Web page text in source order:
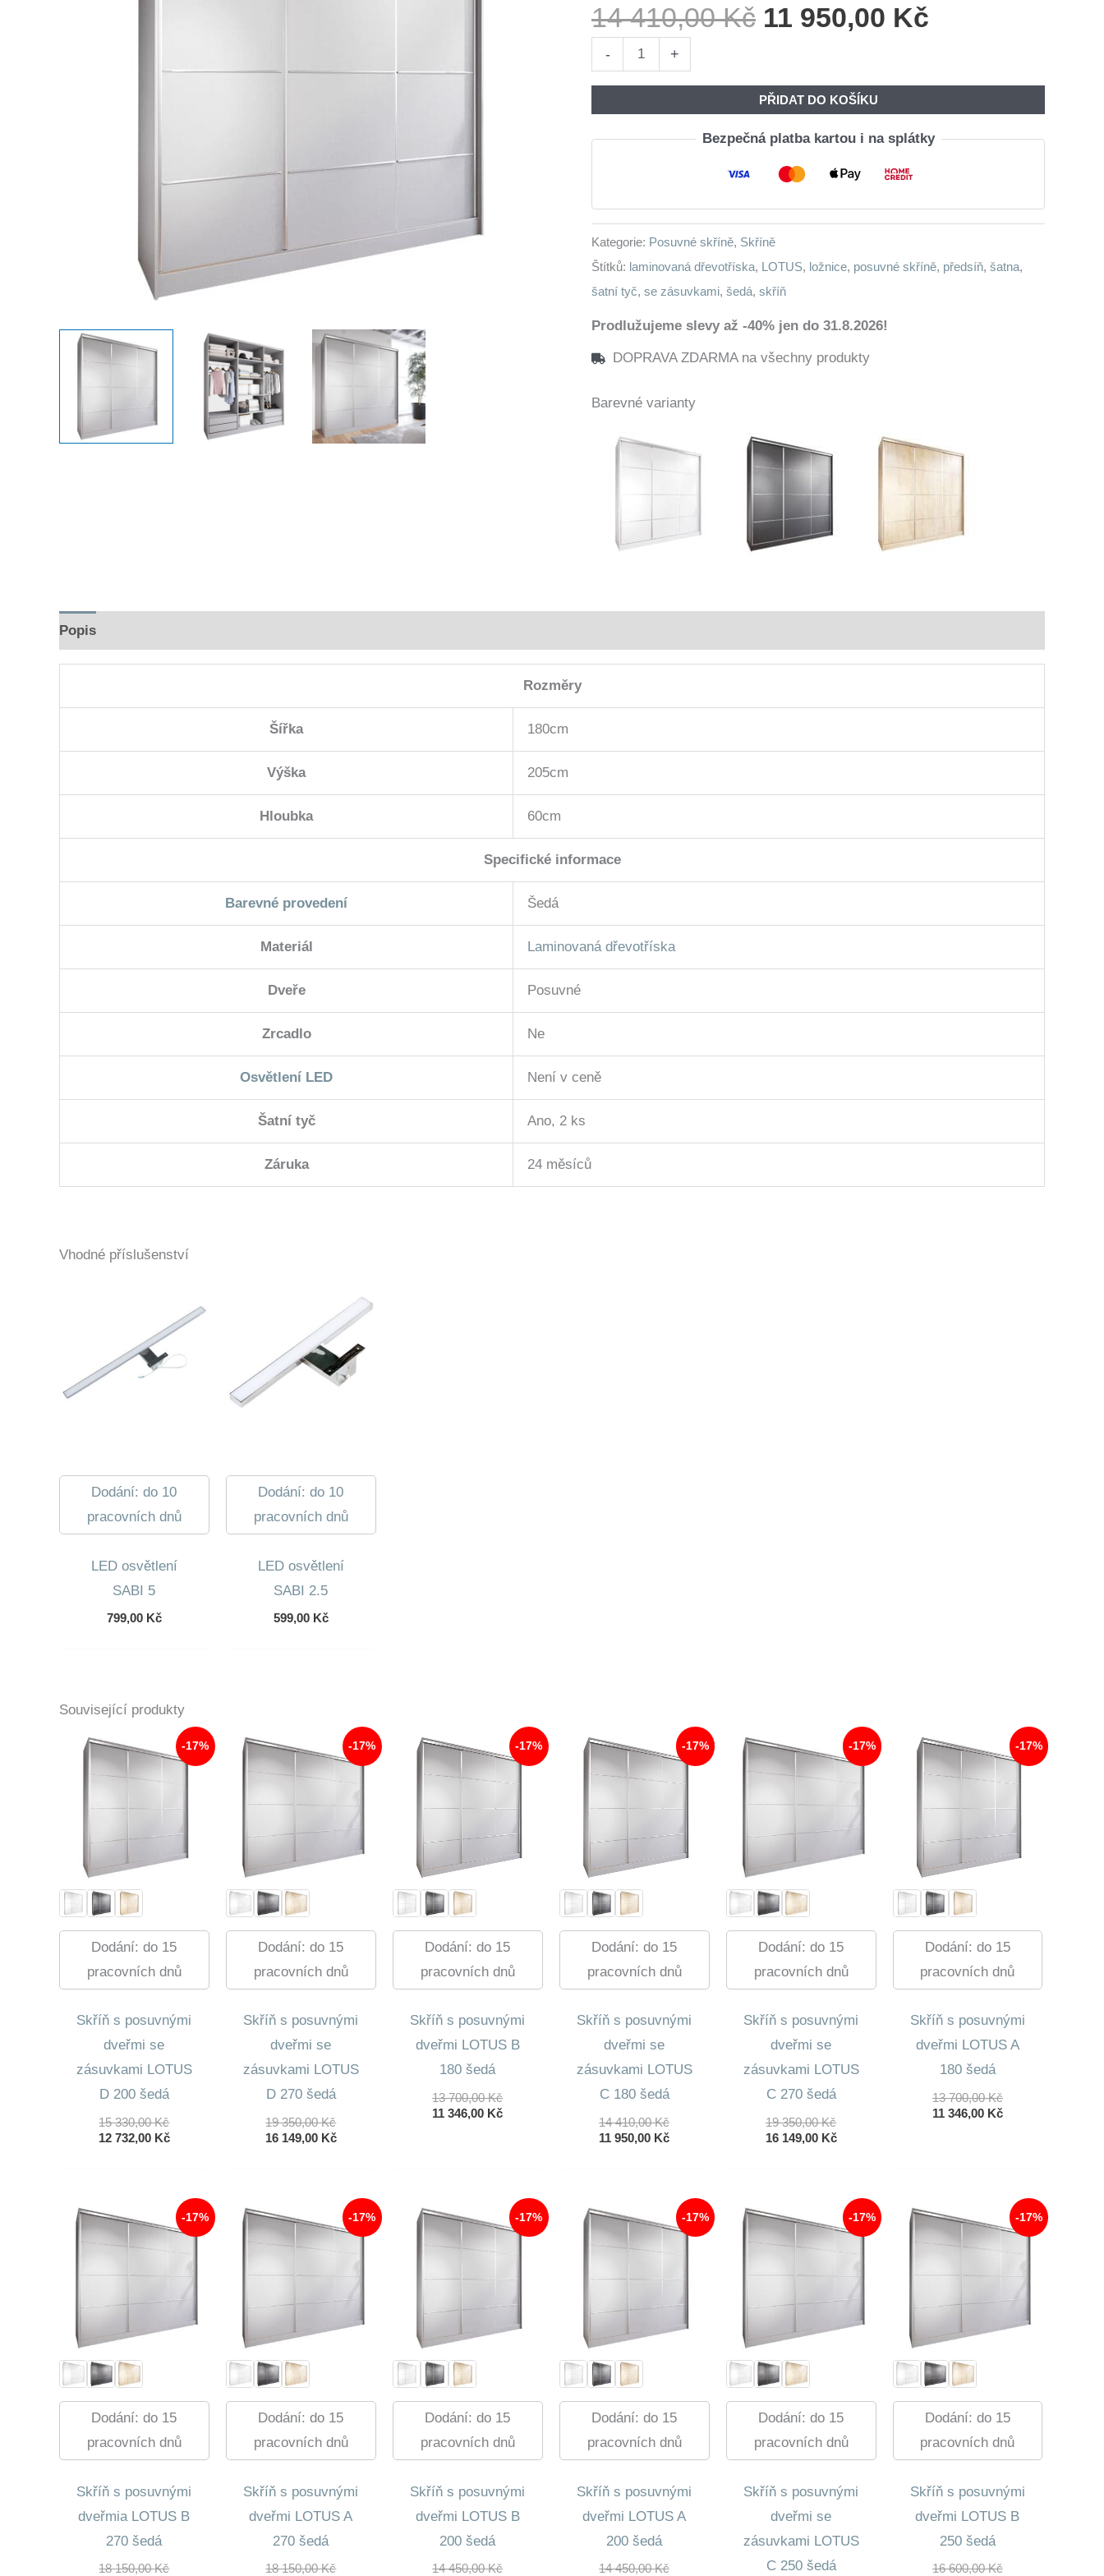
14 410,00Kč Původní
14
410,00 Kč.
11 950,00 Kč
950,00 Kč.
-
s
D
180
šedá
množství
+
PŘIDAT DO KOŠÍKU
Bezpečná platba kartou i na splátky
Kategorie: Posuvné skříně, Skříně
Štítků: laminovaná dřevotříska, LOTUS, ložnice, posuvné skříně, předsíň, šatna,
šatní tyč, se zásuvkami, šedá, skříň
Prodlužujeme slevy až -40% jen do 31.8.2026!
DOPRAVA ZDARMA na všechny produkty
Barevné varianty
Popis
Rozměry
Šířka 180cm
Výška 205cm
Hloubka 60cm
Specifické informace
Barevné provedení Šedá
Materiál Laminovaná dřevotříska
Dveře Posuvné
Zrcadlo Ne
Osvětlení LED Není v ceně
Šatní tyč Ano, 2 ks
Záruka 24 měsíců
Vhodné příslušenství
Dodání: do 10
pracovních dnů
LED osvětlení
SABI 5
799,00 Kč
Dodání: do 10
pracovních dnů
LED osvětlení
SABI 2.5
599,00 Kč
Související produkty
-17%
Dodání: do 15
pracovních dnů
Skříň s posuvnými
dveřmi se
zásuvkami LOTUS
D 200 šedá
15 330,00KčPůvodní
Cena
12 732,00 KčAktuální
732,00 Kč.
-17%
Dodání: do 15
pracovních dnů
Skříň s posuvnými
dveřmi se
zásuvkami LOTUS
D 270 šedá
19 350,00KčPůvodní
Cena
16 149,00 KčAktuální
149,00 Kč.
-17%
Dodání: do 15
pracovních dnů
Skříň s posuvnými
dveřmi LOTUS B
180 šedá
13 700,00KčPůvodní
Cena
11 346,00 KčAktuální
-17%
Dodání: do 15
pracovních dnů
Skříň s posuvnými
dveřmi se
zásuvkami LOTUS
C 180 šedá
14 410,00KčPůvodní
Cena
11 950,00 KčAktuální
950,00 Kč.
-17%
Dodání: do 15
pracovních dnů
Skříň s posuvnými
dveřmi se
zásuvkami LOTUS
C 270 šedá
19 350,00KčPůvodní
Cena
16 149,00 KčAktuální
149,00 Kč.
-17%
Dodání: do 15
pracovních dnů
Skříň s posuvnými
dveřmi LOTUS A
180 šedá
13 700,00KčPůvodní
Cena
11 346,00 KčAktuální
-17%
Dodání: do 15
pracovních dnů
Skříň s posuvnými
dveřmia LOTUS B
270 šedá
18 150,00KčPůvodní
-17%
Dodání: do 15
pracovních dnů
Skříň s posuvnými
dveřmi LOTUS A
270 šedá
18 150,00KčPůvodní
-17%
Dodání: do 15
pracovních dnů
Skříň s posuvnými
dveřmi LOTUS B
200 šedá
14 450,00KčPůvodní
-17%
Dodání: do 15
pracovních dnů
Skříň s posuvnými
dveřmi LOTUS A
200 šedá
14 450,00KčPůvodní
-17%
Dodání: do 15
pracovních dnů
Skříň s posuvnými
dveřmi se
zásuvkami LOTUS
C 250 šedá
-17%
Dodání: do 15
pracovních dnů
Skříň s posuvnými
dveřmi LOTUS B
250 šedá
16 600,00KčPůvodní